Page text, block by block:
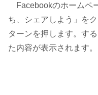
Facebookのホームペ
ち、シェアしよう」を
ターンを押します。す
た内容が表示されます。